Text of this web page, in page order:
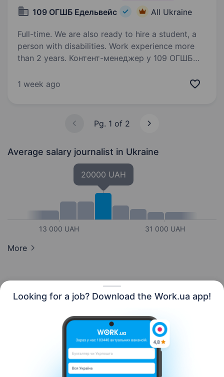
Looking for a job? Download the Work.ua app!
109 ОГШБ Едельвейс All Ukraine
Full-time. We are also ready to hire a student, a
person with disabilities. Work experience more
than 2 years. Контент-менеджер у 109 ОГШБ
а свого по духу.109-й окремий гірсько-
екшин, дух і вайб наших бійців —…
1 week ago
Pg. 1 of 2
Average salary journalist in Ukraine
13 000 UAH
20000 UAH
31 000 UAH
More